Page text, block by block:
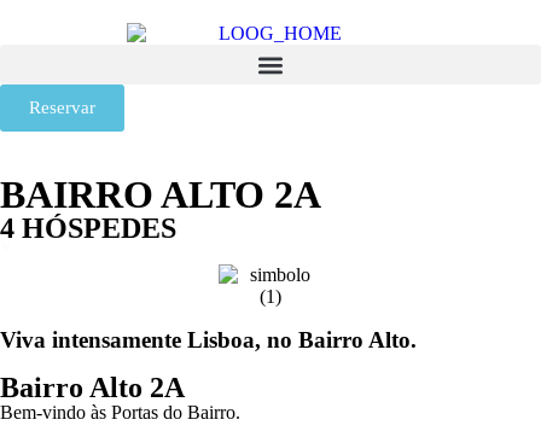
Reservar
BAIRRO ALTO 2A
4 HÓSPEDES
Viva intensamente Lisboa, no Bairro Alto.
Bairro Alto 2A
Bem-vindo às Portas do Bairro.